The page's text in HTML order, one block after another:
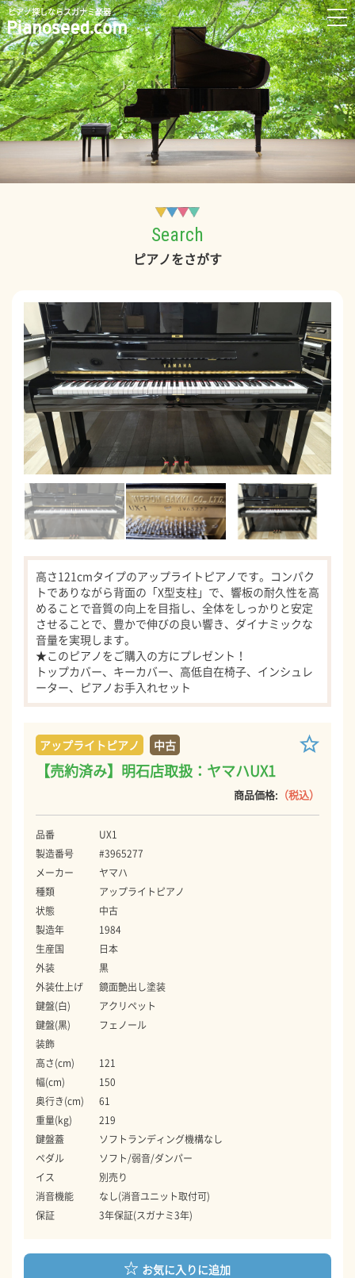
ピアノ探しならスガナミ楽器
Search
ピアノをさがす
高さ121cmタイプのアップライトピアノです。コンパク
トでありながら背面の「X型支柱」で、響板の耐久性を高
めることで音質の向上を目指し、全体をしっかりと安定
させることで、豊かで伸びの良い響き、ダイナミックな
音量を実現します。
★このピアノをご購入の方にプレゼント！
トップカバー、キーカバー、高低自在椅子、インシュレ
ーター、ピアノお手入れセット
アップライトピアノ 中古
【売約済み】明石店取扱：ヤマハUX1
商品価格: （税込）
品番
UX1
製造番号
#3965277
メーカー
ヤマハ
種類
アップライトピアノ
状態
中古
製造年
1984
生産国
日本
外装
黒
外装仕上げ
鏡面艶出し塗装
鍵盤(白)
アクリペット
鍵盤(黒)
フェノール
装飾
高さ(cm)
121
幅(cm)
150
奥行き(cm)
61
重量(kg)
219
鍵盤蓋
ソフトランディング機構なし
ペダル
ソフト/弱音/ダンパー
イス
別売り
消音機能
なし(消音ユニット取付可)
保証
3年保証(スガナミ3年)
お気に入りに追加